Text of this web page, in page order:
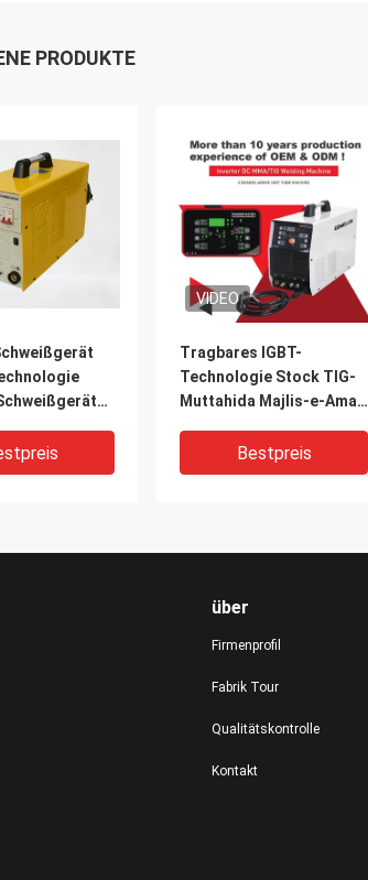
PRODUKTE
und
VIDEO
Tragbares IGBT-
Technologie Stock TIG-
Muttahida Majlis-e-Amal
Wechselstrom-DC
Hochfrequenz-TIG
Bestpreis
Stock TIG-Muttahida
über
Firmenprofil
Fabrik Tour
Qualitätskontrolle
Kontakt